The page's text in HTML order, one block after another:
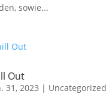
sowie...
Out
31, 2023 | Uncategorized